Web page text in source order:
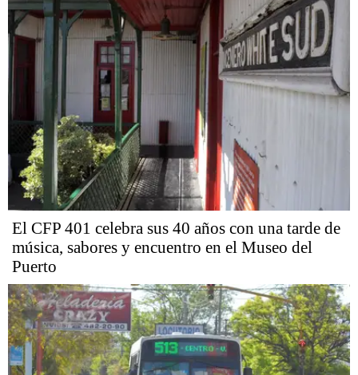
El CFP 401 celebra sus 40 años con una tarde de
música, sabores y encuentro en el Museo del
Puerto